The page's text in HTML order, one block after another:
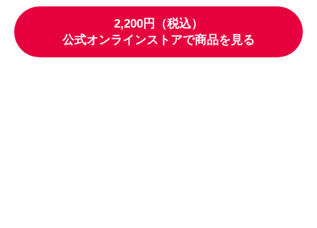
2,200円（税込）
公式オンラインストアで商品を見る